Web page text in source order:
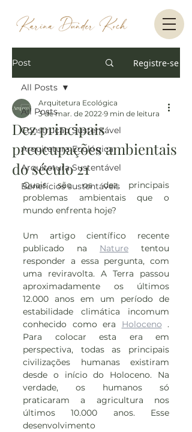
Post Registre-se
All Posts
Construção Sustentável
Arquitetura Ecológica
Arquitetura Sustentável
Benefícios sustentáveis
All Posts
Dez principais
preocupações ambientais
do século 21
Arquitetura Ecológica
3 de mar. de 2022 9 min de leitura
Quais são os dez principais
problemas ambientais que o
mundo enfrenta hoje?
Um artigo científico recente
publicado na Nature tentou
responder a essa pergunta, com
uma reviravolta. A Terra passou
aproximadamente os últimos
12.000 anos em um período de
estabilidade climática incomum
conhecido como era Holoceno .
Para colocar esta era em
perspectiva, todas as principais
civilizações humanas existiram
desde o início do Holoceno. Na
verdade, os humanos só
praticaram a agricultura nos
últimos 10.000 anos. Esse
desenvolvimento